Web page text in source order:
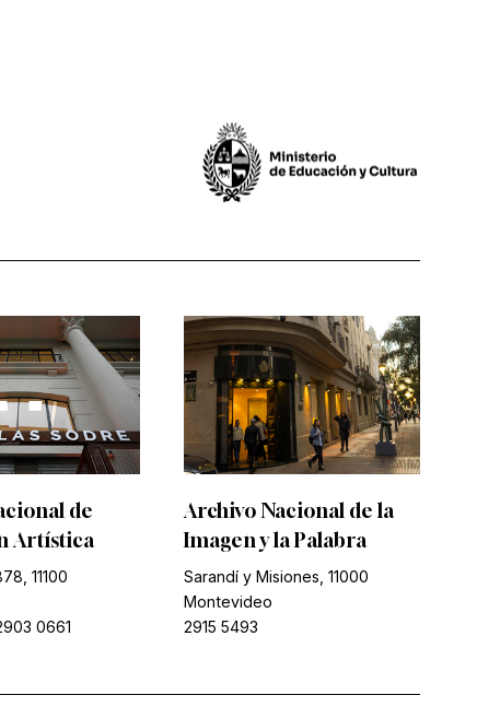
de
Artística
11100
0661
Archivo Nacional de la
Imagen y la Palabra
Sarandí y Misiones, 11000
Montevideo
2915 5493